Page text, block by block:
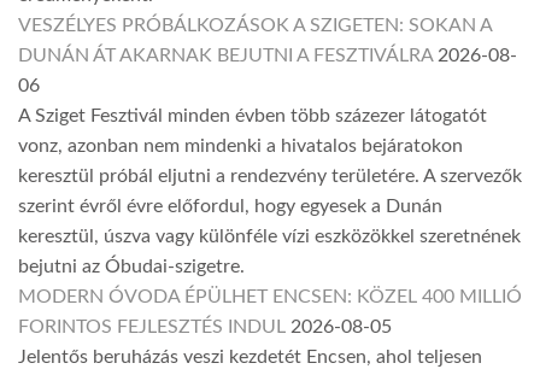
VESZÉLYES PRÓBÁLKOZÁSOK A SZIGETEN: SOKAN A
DUNÁN ÁT AKARNAK BEJUTNI A FESZTIVÁLRA 2026-08-
06
A Sziget Fesztivál minden évben több százezer látogatót
vonz, azonban nem mindenki a hivatalos bejáratokon
keresztül próbál eljutni a rendezvény területére. A szervezők
szerint évről évre előfordul, hogy egyesek a Dunán
keresztül, úszva vagy különféle vízi eszközökkel szeretnének
bejutni az Óbudai-szigetre.
MODERN ÓVODA ÉPÜLHET ENCSEN: KÖZEL 400 MILLIÓ
FORINTOS FEJLESZTÉS INDUL 2026-08-05
Jelentős beruházás veszi kezdetét Encsen, ahol teljesen